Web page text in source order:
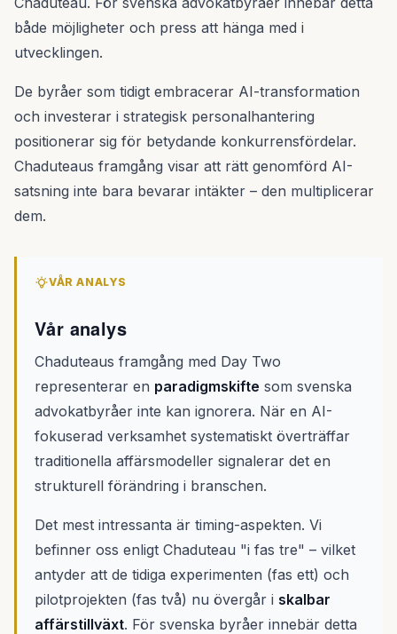
både möjligheter och press att hänga med i
utvecklingen.
De byråer som tidigt embracerar AI-transformation
och investerar i strategisk personalhantering
positionerar sig för betydande konkurrensfördelar.
Chaduteaus framgång visar att rätt genomförd AI-
satsning inte bara bevarar intäkter – den multiplicerar
dem.
VÅR ANALYS
Vår analys
Chaduteaus framgång med Day Two
representerar en paradigmskifte som svenska
advokatbyråer inte kan ignorera. När en AI-
fokuserad verksamhet systematiskt överträffar
traditionella affärsmodeller signalerar det en
strukturell förändring i branschen.
Det mest intressanta är timing-aspekten. Vi
befinner oss enligt Chaduteau "i fas tre" – vilket
antyder att de tidiga experimenten (fas ett) och
pilotprojekten (fas två) nu övergår i skalbar
affärstillväxt. För svenska byråer innebär detta